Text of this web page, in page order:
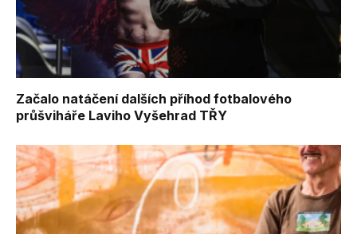
Začalo natáčení dalších příhod fotbalového
průšviháře Laviho Vyšehrad TŘY